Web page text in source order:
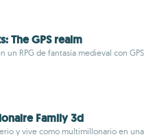
The GPS realm
un RPG de fantasía medieval con GPS
Family 3d
y vive como multimillonario en una